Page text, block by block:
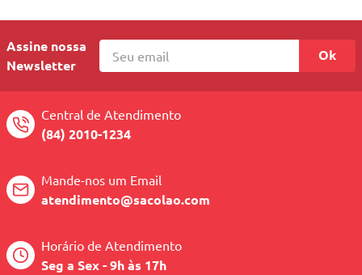
Assine nossa
Newsletter
Ok
Central de Atendimento
(84) 2010-1234
Mande-nos um Email
atendimento@sacolao.com
Horário de Atendimento
Seg a Sex - 9h às 17h